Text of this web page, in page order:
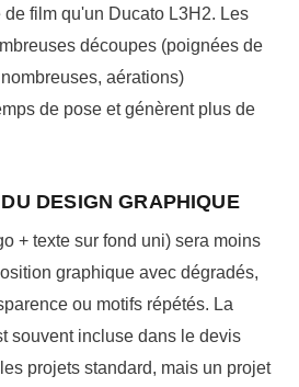
film qu'un Ducato L3H2. Les
découpes (poignées de
aérations)
de pose et génèrent plus de
DESIGN GRAPHIQUE
+ texte sur fond uni) sera moins
graphique avec dégradés,
ou motifs répétés. La
souvent incluse dans le devis
projets standard, mais un projet